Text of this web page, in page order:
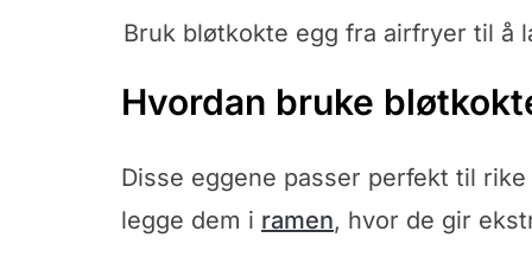
Bruk bløtkokte egg fra airfryer til å
Hvordan bruke
Disse eggene passer perfekt til
legge dem i ramen, hvor de gir